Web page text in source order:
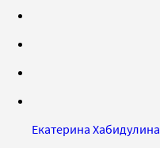
Екатерина Хабидулина